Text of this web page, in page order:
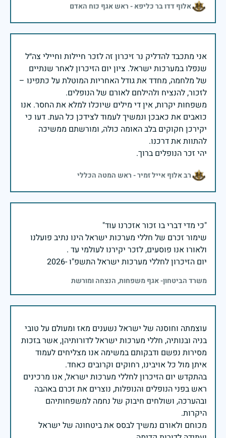
אלוף דדו בר כליפא - ראש אגף כוח האדם
אני מתכבד להדליק נר זיכרון זה לזכר חיילות וחיילי צה״ל
שנפלו במערכות ישראל. ציון יום הזיכרון לאחר שנתיים
של מלחמה, מחדד את גודל האחריות המוטלת על כתפינו –
משפחות יקרות, אין די מילים שיוכלו למלא את החסר. אנו
כואבים את כאבכן ונמשיך לעמוד לצידכן כל העת. דעו כי
יקירכן חקוקים בלב האומה כולה, ומורשתם ממשיכה
יהי זכר הנופלים ברוך.
רב אלוף אייל זמיר - ראש המטה הכללי
שימור זכרם של חללי מערכות ישראל הינו נתיב פועלנו
יום הזיכרון לחללי מערכות ישראל התשפ"ו -2026
משרד הביטחון- אגף משפחות, הנצחה ומורשת
עוצמתה וחוסנה של ישראל נשענים מאז ומעולם על טובי
בניה ובנותיה, חללי מערכות ישראל לדורותיהן, אשר בזכות
מסירות נפשם ודבקותם במשימה אנו מצליחים לעמוד
בהתקדש יום הזיכרון לחללי מערכות ישראל, אנו מרכינים
ראש בפני הנופלים והנופלות, נוצרים את זכרם באהבה
ובהערכה, ושולחים חיבוק של נחמה למשפחותיהם
מכוחם ולאורם נמשיך לבסס את ביטחונה של ישראל